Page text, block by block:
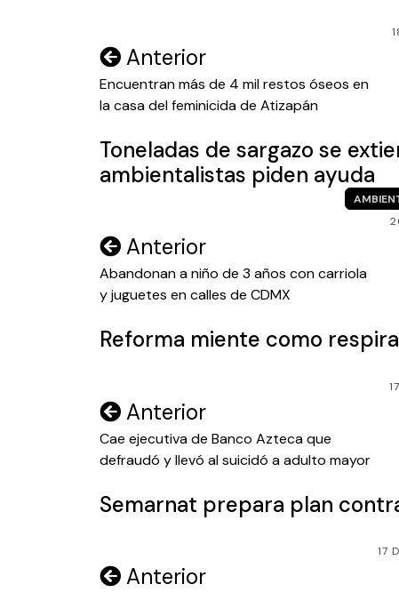
Navegación
de
Anterior
Encuentran más de 4 mil restos óseos en
la casa del feminicida de Atizapán
Toneladas de sargazo se
ambientalistas piden ayuda
Navegación
de
entradas
Anterior
Abandonan a niño de 3 años con carriola
y juguetes en calles de CDMX
Reforma miente como
Navegación
de
entradas
Anterior
Cae ejecutiva de Banco Azteca que
defraudó y llevó al suicidó a adulto mayor
Semarnat prepara plan
17
Navegación
Anterior